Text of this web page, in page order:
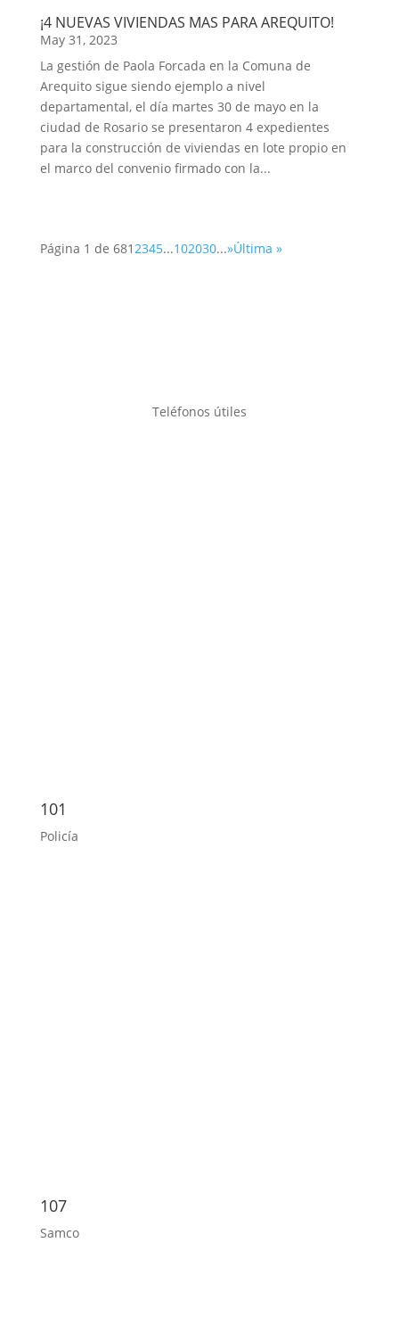
¡4 NUEVAS VIVIENDAS MAS PARA AREQUITO!
May 31, 2023
La gestión de Paola Forcada en la Comuna de
Arequito sigue siendo ejemplo a nivel
departamental, el día martes 30 de mayo en la
ciudad de Rosario se presentaron 4 expedientes
para la construcción de viviendas en lote propio en
el marco del convenio firmado con la...
Página 1 de 6812345...102030...»Última »
Teléfonos útiles
101
Policía
107
Samco